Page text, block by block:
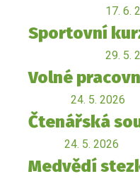
17. 6.
Sportovní
29. 5.
Volné
24. 5. 2026
Čtenářská
24. 5. 2026
Medvědí